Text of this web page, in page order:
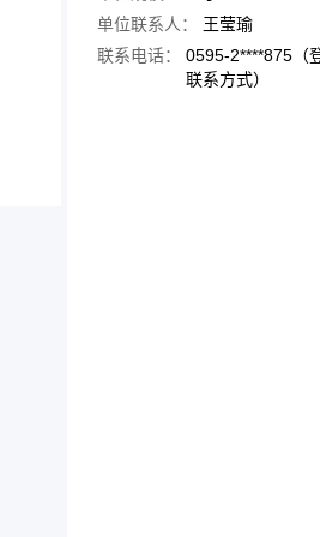
单位联系人：
王莹瑜
联系电话：
0595-2****875（
联系方式）